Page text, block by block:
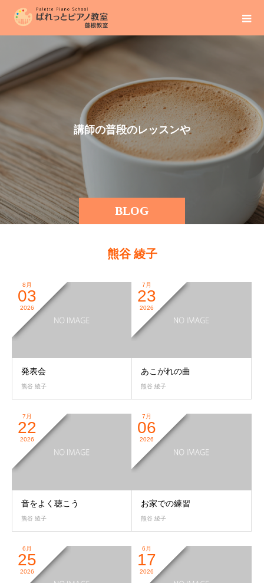
BLOG
講師の普段のレッスンや
熊谷 綾子
8月
03
2026
発表会
熊谷 綾子
7月
23
2026
あこがれの曲
熊谷 綾子
7月
22
2026
音をよく聴こう
熊谷 綾子
7月
06
2026
お家での練習
熊谷 綾子
6月
25
2026
6月
17
2026